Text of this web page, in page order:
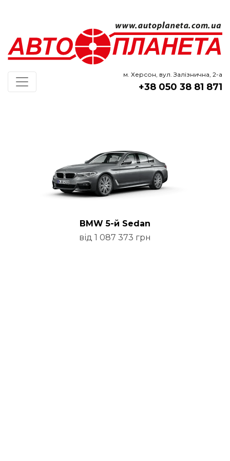
м. Херсон, вул. Залізнична, 2-а
+38 050 38 81 871
BMW 5-й Sedan
від 1 087 373 грн